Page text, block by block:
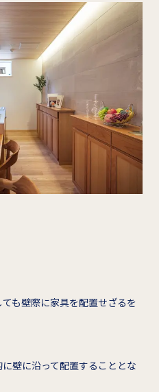
も壁際に家具を配置せざるを
壁に沿って配置することとな